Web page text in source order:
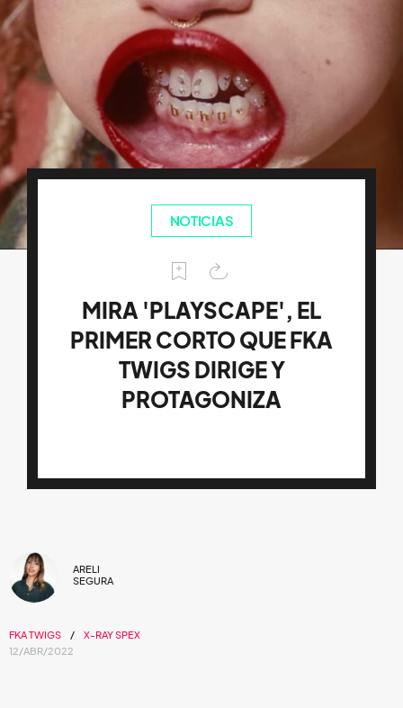
NOTICIAS
MIRA 'PLAYSCAPE', EL
PRIMER CORTO QUE FKA
TWIGS DIRIGE Y
PROTAGONIZA
ARELI
SEGURA
FKA TWIGS
X-RAY SPEX
12/ABR/2022